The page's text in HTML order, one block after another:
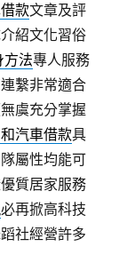
款文章及評
紹文化習俗
方法專人服務
繫非常適合
虞充分掌握
汽車借款具
屬性均能可
質居家服務
必再掀高科技
社經營許多